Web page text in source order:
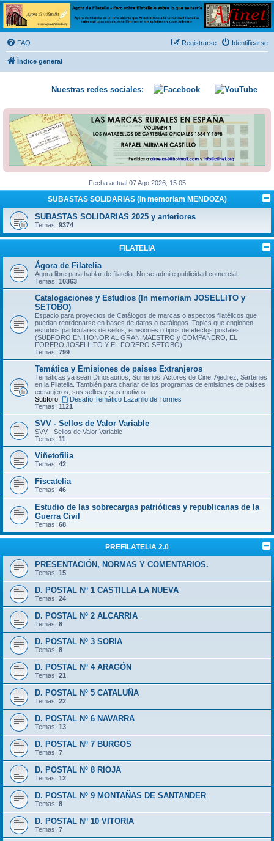
Ágora de Filatelia
Foro sobre filatelia o sobre lo que se tercie. Ágora de Filatelia es un foro abierto que Afinet
ofrece a la comunidad filatélica universal para que exprese libremente sus opiniones y
conocimientos
FAQ Identificarse
Registrarse
Índice general
Nuestras redes sociales:
Fecha actual 07 Ago 2026, 15:05
SUBASTAS SOLIDARIAS (In memoriam MENDOZA)
SUBASTAS SOLIDARIAS 2025 y anteriores
Temas: 9374
FILATELIA
Ágora de Filatelia
Ágora libre para hablar de filatelia. No se admite publicidad comercial.
Temas: 10363
Catalogaciones y Estudios (In memoriam JOSELLITO y
SETOBO)
Espacio para proyectos de Catálogos de marcas o aspectos filatélicos que
puedan reordenarse en bases de datos o catálogos. Topics que engloben
estudios particulares de sellos, emisiones o tipos de efectos postales
(SUBFORO EN HONOR AL GRAN MAESTRO y COMPAÑERO, EL
FORERO JOSELLITO Y EL FORERO SETOBO)
Temas: 799
Temática y Emisiones de paises Extranjeros
Temáticas ya sean Dinosaurios, Sumerios, Actores de Cine, Ajedrez, Sartenes
en la Filatelia. También para charlar de los programas de emisiones de países
extranjeros, sus sellos y sus motivos
Subforo:
Desafío Temático Lazarillo de Tormes
Temas: 1121
SVV - Sellos de Valor Variable
SVV - Sellos de Valor Variable
Temas: 11
Viñetofilia
Temas: 42
Fiscatelia
Temas: 46
Estudio de las sobrecargas patrióticas y republicanas de la
Guerra Civil
Temas: 68
PREFILATELIA 2.0
PRESENTACIÓN, NORMAS Y COMENTARIOS.
Temas: 15
D. POSTAL Nº 1 CASTILLA LA NUEVA
Temas: 24
D. POSTAL Nº 2 ALCARRIA
Temas: 8
D. POSTAL Nº 3 SORIA
Temas: 8
D. POSTAL Nº 4 ARAGÓN
Temas: 21
D. POSTAL Nº 5 CATALUÑA
Temas: 22
D. POSTAL Nº 6 NAVARRA
Temas: 13
D. POSTAL Nº 7 BURGOS
Temas: 7
D. POSTAL Nº 8 RIOJA
Temas: 12
D. POSTAL Nº 9 MONTAÑAS DE SANTANDER
Temas: 8
D. POSTAL Nº 10 VITORIA
Temas: 7